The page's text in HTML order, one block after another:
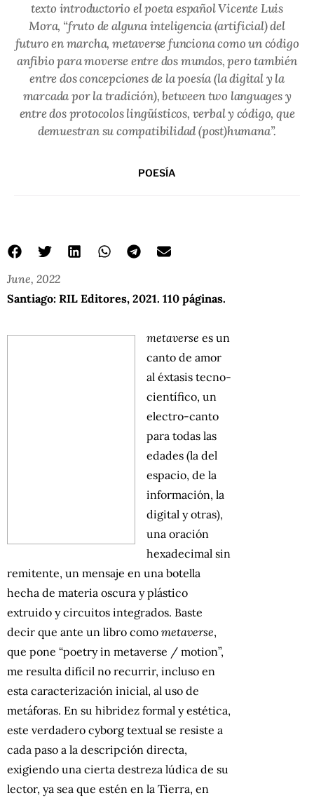
texto introductorio el poeta español Vicente Luis
Mora, “fruto de alguna inteligencia (artificial) del
futuro en marcha, metaverse funciona como un código
anfibio para moverse entre dos mundos, pero también
entre dos concepciones de la poesía (la digital y la
marcada por la tradición), between two languages y
entre dos protocolos lingüísticos, verbal y código, que
demuestran su compatibilidad (post)humana”.
POESÍA
June, 2022
Santiago: RIL Editores, 2021. 110 páginas.
metaverse es un
canto de amor
al éxtasis tecno-
científico, un
electro-canto
para todas las
edades (la del
espacio, de la
información, la
digital y otras),
una oración
hexadecimal sin
remitente, un mensaje en una botella
hecha de materia oscura y plástico
extruido y circuitos integrados. Baste
decir que ante un libro como metaverse,
que pone “poetry in metaverse / motion”,
me resulta difícil no recurrir, incluso en
esta caracterización inicial, al uso de
metáforas. En su hibridez formal y estética,
este verdadero cyborg textual se resiste a
cada paso a la descripción directa,
exigiendo una cierta destreza lúdica de su
lector, ya sea que estén en la Tierra, en